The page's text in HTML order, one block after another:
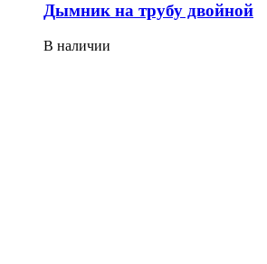
Дымник на трубу двойной
В наличии